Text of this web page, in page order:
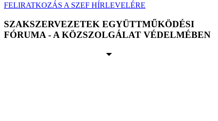
FELIRATKOZÁS A SZEF HÍRLEVELÉRE
SZAKSZERVEZETEK EGYÜTTMŰKÖDÉSI
FÓRUMA - A KÖZSZOLGÁLAT VÉDELMÉBEN